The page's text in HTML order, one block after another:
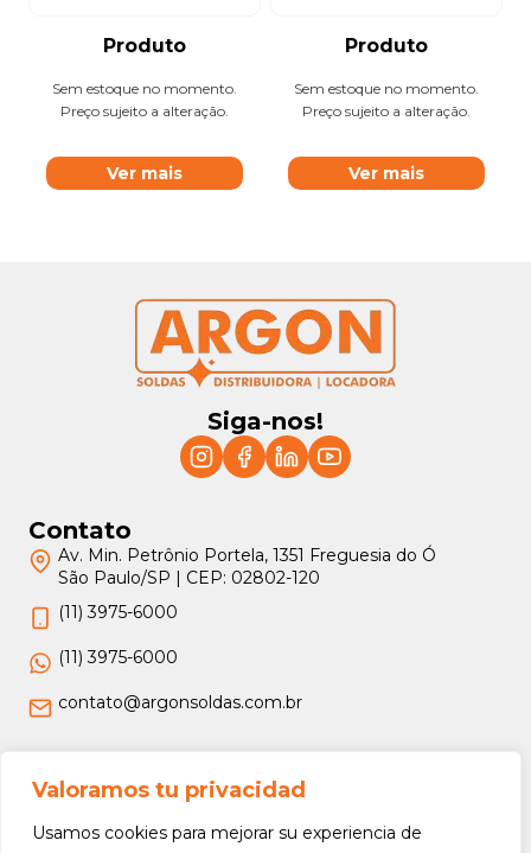
Valoramos tu privacidad
Usamos cookies para mejorar su experiencia de
Produto
Sem estoque no momento.
Preço sujeito a alteração.
Ver mais
Produto
Sem estoque no momento.
Preço sujeito a alteração.
Ver mais
Siga-nos!
Contato
Av. Min. Petrônio Portela, 1351 Freguesia do Ó
São Paulo/SP | CEP: 02802-120
(11) 3975-6000
(11) 3975-6000
contato@argonsoldas.com.br
Jurídico
Termos e Condições
Política de Privacidade